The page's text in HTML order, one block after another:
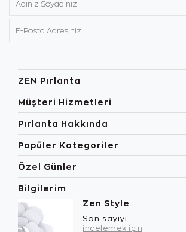
ZEN Pırlanta
Müşteri Hizmetleri
Pırlanta Hakkında
Popüler Kategoriler
Özel Günler
Bilgilerim
Zen Style
Son sayıyı
incelemek için